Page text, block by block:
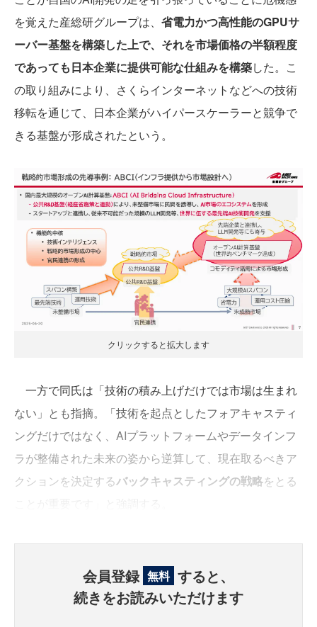
を覚えた産総研グループは、 省電力かつ高性能のGPUサ
ーバー基盤を構築した上で、それを市場価格の半額程度
であっても日本企業に提供可能な仕組みを構築した。こ
の取り組みにより、さくらインターネットなどへの技術
移転を通じて、日本企業がハイパースケーラーと競争で
きる基盤が形成されたという。
クリックすると拡大します
一方で同氏は「技術の積み上げだけでは市場は生まれ
ない」とも指摘。「技術を起点としたフォアキャスティ
ングだけではなく、AIプラットフォームやデータインフ
ラが整備された未来の姿から逆算して、現在取るべきア
クションを決定するバックキャスティングの戦略をとる
会員登録 無料 すると、
続きをお読みいただけます